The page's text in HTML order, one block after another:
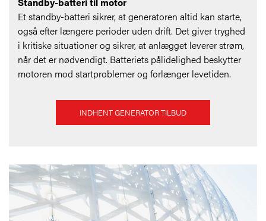
Et standby-batteri sikrer, at generatoren altid kan starte,
også efter længere perioder uden drift. Det giver tryghed
i kritiske situationer og sikrer, at anlægget leverer strøm,
når det er nødvendigt. Batteriets pålidelighed beskytter
motoren mod startproblemer og forlænger levetiden.
INDHENT GENERATOR TILBUD